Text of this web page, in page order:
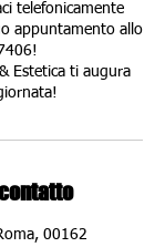
telefonicamente
appuntamento allo
Estetica ti augura
00162